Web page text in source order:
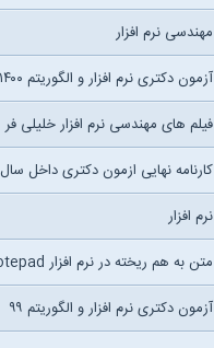
مهندسی نرم افزار
آزمون دکتری نرم افزار و الگوریتم ۱۴۰۰
فیلم های مهندسی نرم افزار خلیلی فر
کارنامه نهایی ازمون دکتری داخل سال ۱۳۹۲-گرایش نرم افزار
نرم افزار
متن به هم ریخته در نرم افزار Notepad
آزمون دکتری نرم افزار و الگوریتم ۹۹